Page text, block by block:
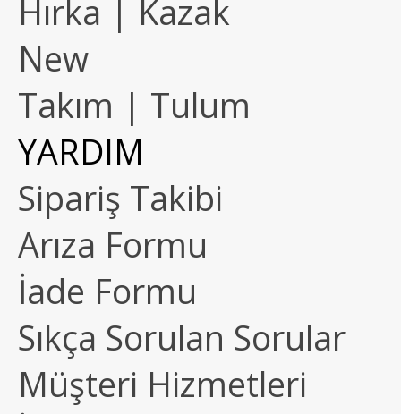
Hırka | Kazak
New
Takım | Tulum
YARDIM
Sipariş Takibi
Arıza Formu
İade Formu
Sıkça Sorulan Sorular
Müşteri Hizmetleri